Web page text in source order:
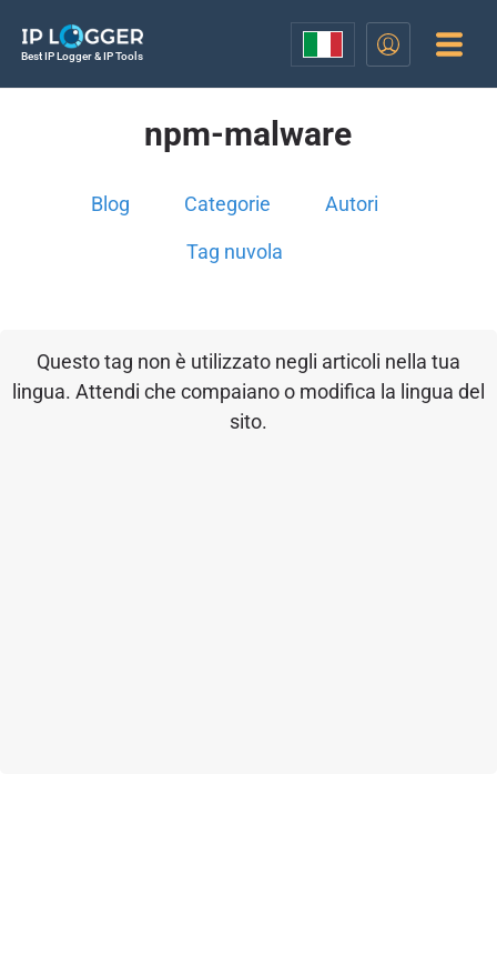
Best IP Logger & IP Tools
npm-malware
Blog Categorie Autori
Tag nuvola